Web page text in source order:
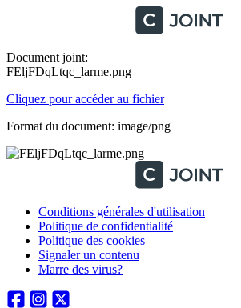
Document joint:
FEljFDqLtqc_larme.png
Cliquez pour accéder au fichier
Format du document: image/png
Conditions générales d'utilisation
Politique de confidentialité
Politique des cookies
Signaler un contenu
Marre des virus?